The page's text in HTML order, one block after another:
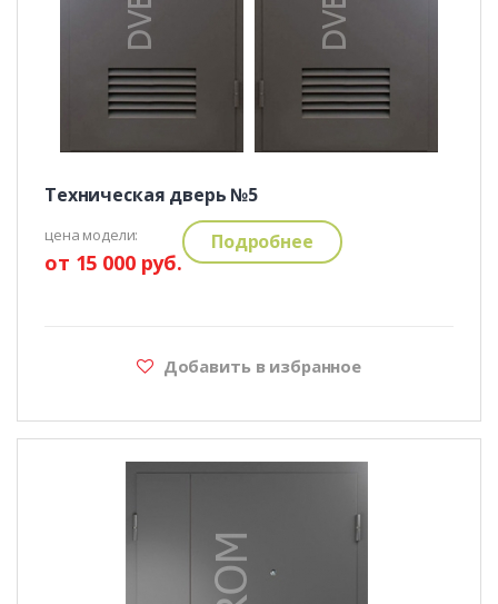
Техническая дверь №5
цена модели:
от 15 000 руб.
Подробнее
Добавить в избранное